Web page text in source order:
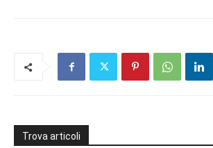
Trova articoli